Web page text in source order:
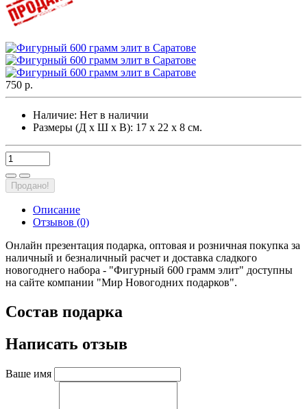
750 р.
Наличие: Нет в наличии
Размеры (Д х Ш х В): 17 х 22 х 8 см.
Продано!
Описание
Отзывов (0)
Онлайн презентация подарка, оптовая и розничная покупка за
наличный и безналичный расчет и доставка сладкого
новогоднего набора - "Фигурный 600 грамм элит" доступны
на сайте компании "Мир Новогодних подарков".
Состав подарка
Написать отзыв
Ваше имя